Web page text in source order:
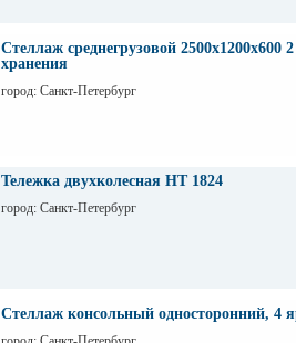
Стеллаж среднегрузовой 2500х1200х600
хранения
город: Санкт-Петербург
Тележка двухколесная НТ 1824
город: Санкт-Петербург
Стеллаж консольный односторонний, 4